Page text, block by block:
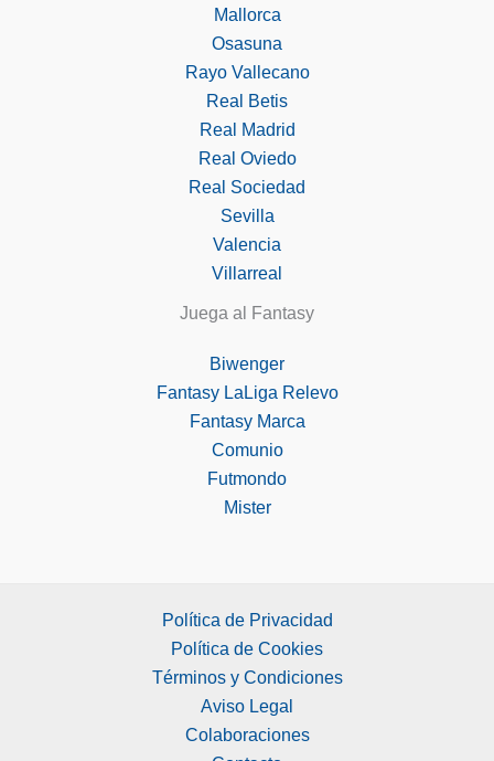
Mallorca
Osasuna
Rayo Vallecano
Real Betis
Real Madrid
Real Oviedo
Real Sociedad
Sevilla
Valencia
Villarreal
Juega al Fantasy
Biwenger
Fantasy LaLiga Relevo
Fantasy Marca
Comunio
Futmondo
Mister
Política de Privacidad
Política de Cookies
Términos y Condiciones
Aviso Legal
Colaboraciones